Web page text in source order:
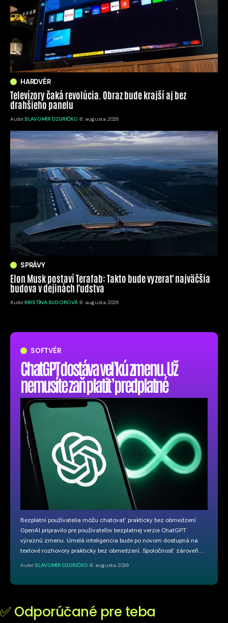
SOFTVÉR
ChatGPT dostáva veľkú zmenu. Už
nemusíte zaň platiť predplatné
Bezplatní používatelia môžu chatovať prakticky bez obmedzení
OpenAI pripravilo pre používateľov bezplatnej verzie ChatGPT
výraznú zmenu. Umelá inteligencia bude po novom dostupná na
textové rozhovory prakticky bez obmedzení. Spoločnosť zároveň…
Autor:SLAVOMÍR DZURIČKO 8. augusta 2026
HARDVÉR
Televízory čaká revolúcia. Obraz bude krajší aj bez
drahšieho panelu
Autor:SLAVOMÍR DZURIČKO 8. augusta 2026
SPRÁVY
Elon Musk postaví Terafab: Takto bude vyzerať najväčšia
budova v dejinách ľudstva
Autor:KRISTÍNA SUDOROVÁ 8. augusta 2026
✅ Odporúčané pre teba